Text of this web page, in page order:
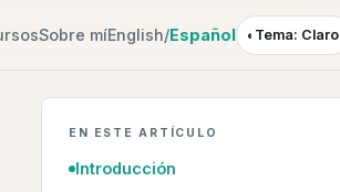
Sobre míEnglish/Español ◐ Tema: Claro
EN ESTE ARTÍCULO
Introducción